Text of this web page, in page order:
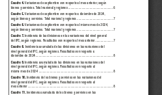
Cuadro 4. Variaciones de septiembre con respecto al mes anterior, según
bienes y servicios. Total nacional y regiones.....................................................
6
Cuadro 5. Variaciones de septiembre con respecto a diciembre de 2024,
según bienes y servicios. Total nacional y regiones...........................................
7
Cuadro 6. Variaciones de septiembre con respecto al mismo mes de 2024,
según bienes y servicios. Total nacional y regiones...........................................
7
Cuadro 7. Incidencia de las divisiones en las variaciones del nivel general
del IPC, según regiones. Resultados con respecto al mes anterior.....................
7
Cuadro 8. Incidencia acumulada de las divisiones en las variaciones del
nivel general del IPC, según regiones. Resultados con respecto a
diciembre de 2024............................................................................................ 8
Cuadro 9. Incidencia acumulada de las divisiones en las variaciones del
nivel general del IPC, según regiones. Resultados con respecto al
mismo mes de 2024
........................................................................................8
Cuadro 10. Incidencia de los bienes y servicios en las variaciones del
nivel general del IPC, según regiones. Resultados con respecto al
mes anterior ..................................................................................................... 8
Cuadro 11. Incidencia acumulada de los bienes y servicios en las